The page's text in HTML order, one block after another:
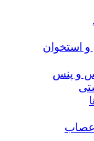
و استخوان
و پنس